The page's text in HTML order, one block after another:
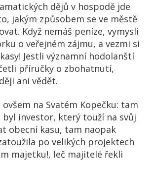
dějů v hospodě jde
jakým způsobem se ve městě
Když nemáš peníze, vymysli
o veřejném zájmu, a vezmi si
Jestli významní hodolanští
příručky o zbohatnutí,
ani vědět.
na Svatém Kopečku: tam
byl investor, který touží na svůj
obecní kasu, tam naopak
po velikých projektech
majetku!, leč majitelé řekli